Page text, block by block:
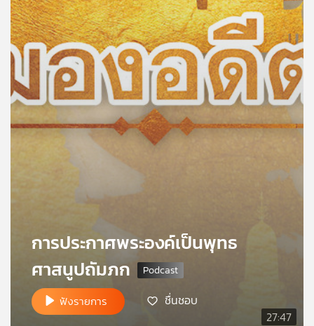
เพลง
บทความ
ข่าว
และ
เกี่ยว
เครือ
27:47
การประกาศพระองค์เป็นพุทธ
ศาสนูปถัมภก
ฟังรายการ ชื่นชอบ